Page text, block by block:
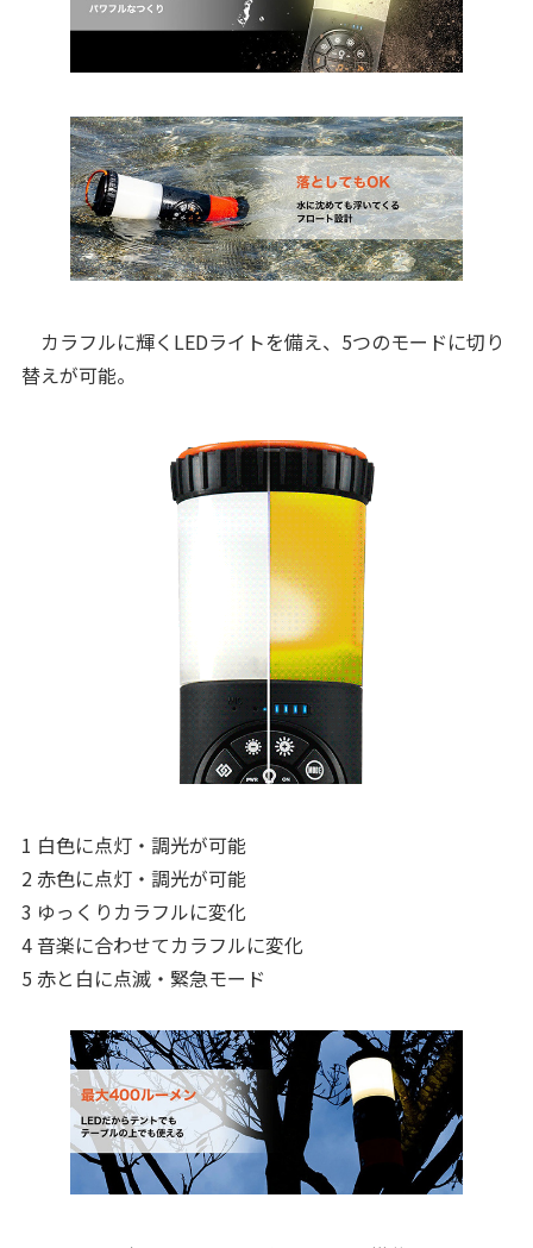
カラフルに輝くLEDライトを備え、5つのモードに切り
替えが可能。
1 白色に点灯・調光が可能
2 赤色に点灯・調光が可能
3 ゆっくりカラフルに変化
4 音楽に合わせてカラフルに変化
5 赤と白に点滅・緊急モード